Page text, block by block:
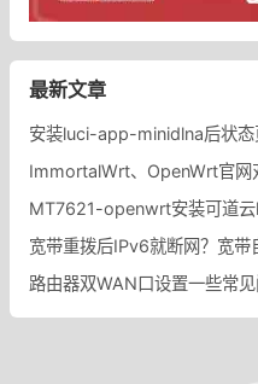
最新文章
ImmortalWrt、OpenWrt官网
MT7621-openwrt安装可道
宽带重拨后IPv6就断网？宽
路由器双WAN口设置一些常